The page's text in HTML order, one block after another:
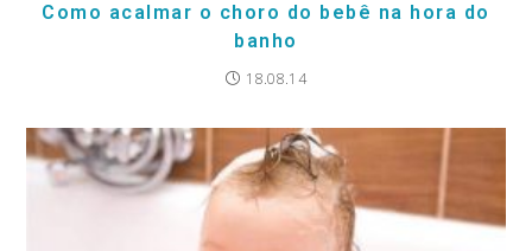
Como acalmar o choro do bebê na hora do
banho
18.08.14